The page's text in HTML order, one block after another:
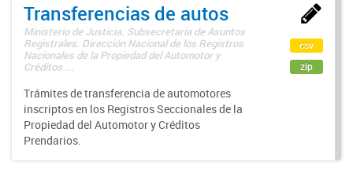
Transferencias de autos
Ministerio de Justicia. Subsecretaría de Asuntos
Registrales. Dirección Nacional de los Registros
Nacionales de la Propiedad del Automotor y
Créditos ...
Trámites de transferencia de automotores
inscriptos en los Registros Seccionales de la
Propiedad del Automotor y Créditos
Prendarios.
csv
zip